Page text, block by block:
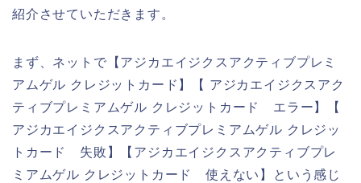
紹介させていただきます。
まず、ネットで【アジカエイジクスアクティブプレミ
アムゲル クレジットカード】【 アジカエイジクスアク
ティブプレミアムゲル クレジットカード エラー】【
アジカエイジクスアクティブプレミアムゲル クレジッ
トカード 失敗】【アジカエイジクスアクティブプレ
ミアムゲル クレジットカード 使えない】という感じ